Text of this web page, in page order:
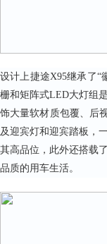
设计上捷途X95继承了“
栅和矩阵式LED大灯组
饰大量软材质包覆、后
及迎宾灯和迎宾踏板，
其高品位，此外还搭载
品质的用车生活。